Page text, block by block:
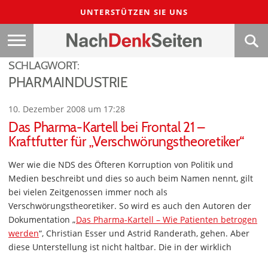
UNTERSTÜTZEN SIE UNS
SCHLAGWORT:
PHARMAINDUSTRIE
10. Dezember 2008 um 17:28
Das Pharma-Kartell bei Frontal 21 –
Kraftfutter für „Verschwörungstheoretiker“
Wer wie die NDS des Öfteren Korruption von Politik und
Medien beschreibt und dies so auch beim Namen nennt, gilt
bei vielen Zeitgenossen immer noch als
Verschwörungstheoretiker. So wird es auch den Autoren der
Dokumentation „Das Pharma-Kartell – Wie Patienten betrogen
werden“, Christian Esser und Astrid Randerath, gehen. Aber
diese Unterstellung ist nicht haltbar. Die in der wirklich